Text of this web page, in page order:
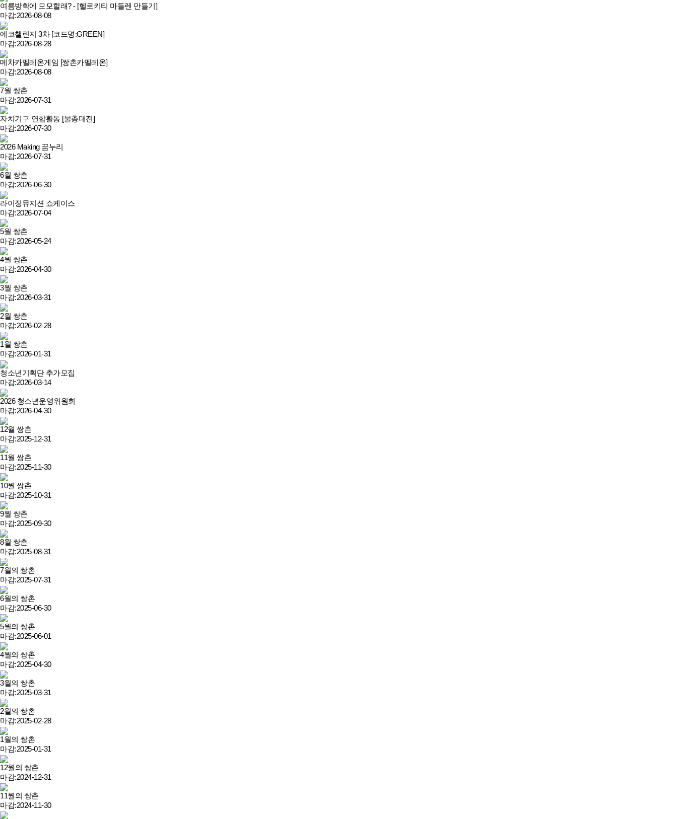
여름방학에 모모할래? - [헬로키티 마들렌 만들기]
마감:2026-08-08
에코챌린지 3차 [코드명:GREEN]
마감:2026-08-28
메차카멜레온게임 [쌍촌카멜레온]
마감:2026-08-08
7월 쌍촌
마감:2026-07-31
자치기구 연합활동 [물총대전]
마감:2026-07-30
2026 Making 꿈누리
마감:2026-07-31
6월 쌍촌
마감:2026-06-30
라이징뮤지션 쇼케이스
마감:2026-07-04
5월 쌍촌
마감:2026-05-24
4월 쌍촌
마감:2026-04-30
3월 쌍촌
마감:2026-03-31
2월 쌍촌
마감:2026-02-28
1월 쌍촌
마감:2026-01-31
청소년기획단 추가모집
마감:2026-03-14
2026 청소년운영위원회
마감:2026-04-30
12월 쌍촌
마감:2025-12-31
11월 쌍촌
마감:2025-11-30
10월 쌍촌
마감:2025-10-31
9월 쌍촌
마감:2025-09-30
8월 쌍촌
마감:2025-08-31
7월의 쌍촌
마감:2025-07-31
6월의 쌍촌
마감:2025-06-30
5월의 쌍촌
마감:2025-06-01
4월의 쌍촌
마감:2025-04-30
3월의 쌍촌
마감:2025-03-31
2월의 쌍촌
마감:2025-02-28
1월의 쌍촌
마감:2025-01-31
12월의 쌍촌
마감:2024-12-31
11월의 쌍촌
마감:2024-11-30